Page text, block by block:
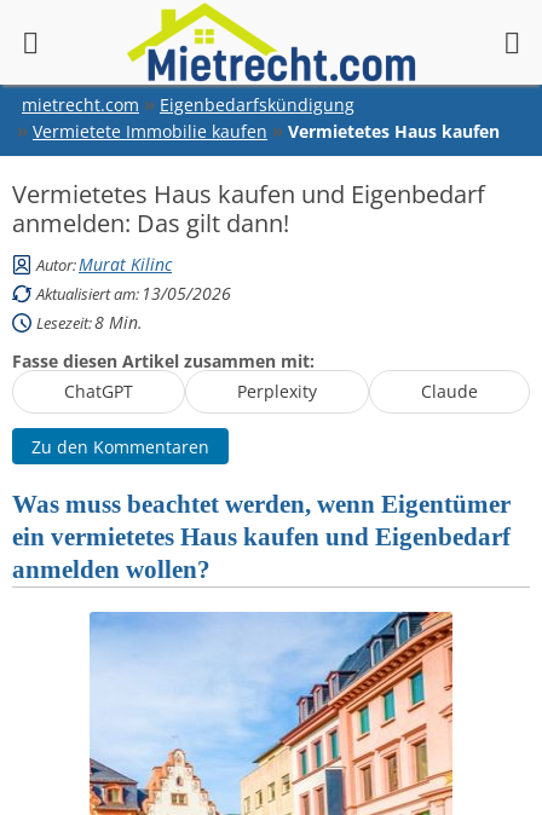
mietrecht.com
Eigenbedarfskündigung
Vermietete Immobilie kaufen
Vermietetes Haus kaufen
Vermietetes Haus kaufen und Eigenbedarf
anmelden: Das gilt dann!
Autor:Murat Kilinc
Aktualisiert am: 13/05/2026
Lesezeit:8 Min.
Fasse diesen Artikel zusammen mit:
ChatGPT
Perplexity Claude
Zu den Kommentaren
Was muss beachtet werden, wenn Eigentümer
ein vermietetes Haus kaufen und Eigenbedarf
anmelden wollen?